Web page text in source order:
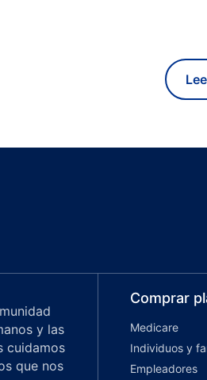
y las
cuidamos
que nos
Comprar
Medicare
Individuos y
Empleadores